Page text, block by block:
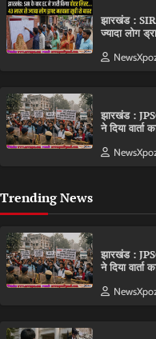
झारखंड : SIR
ज्यादा लोग
झारखंड :
ने दिया
Trending News
झारखंड :
ने दिया